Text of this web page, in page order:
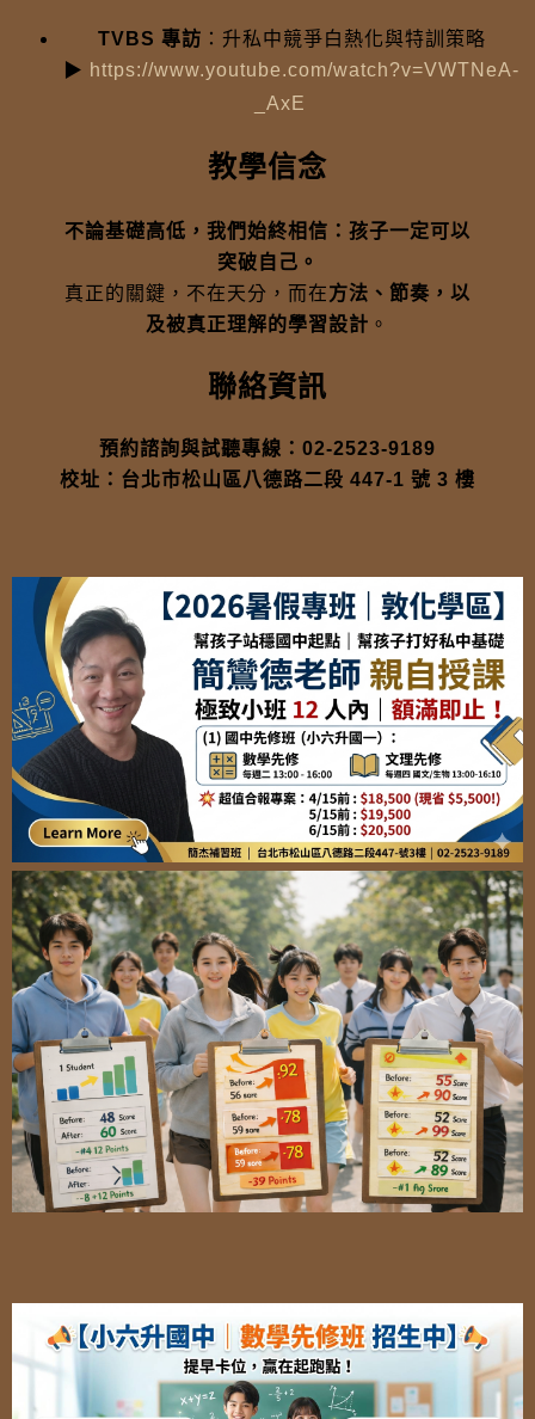
TVBS 專訪 ：升私中競爭白熱化與特訓策略
▶ https://www.youtube.com/watch?v=VWTNeA-
_AxE
教學信念
不論基礎高低，我們始終相信：孩子一定可以
突破自己。
真正的關鍵，不在天分，而在方法、節奏，以
及被真正理解的學習設計 。
聯絡資訊
預約諮詢與試聽專線：02-2523-9189
校址：台北市松山區八德路二段 447-1 號 3 樓